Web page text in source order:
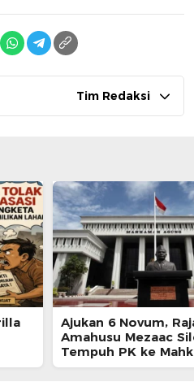
Tim Redaksi
Ajukan 6 Novum,
Amahusu Mezaac
Tempuh PK ke
Agung